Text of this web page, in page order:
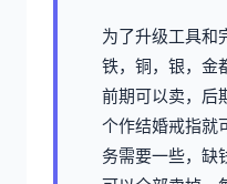
为了升级工具和
铁，铜，银，金
前期可以卖，后
个作结婚戒指就
务需要一些，缺